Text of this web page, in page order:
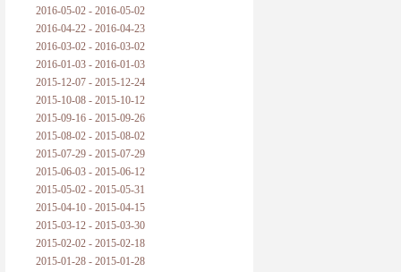
2016-05-02 - 2016-05-02
2016-04-22 - 2016-04-23
2016-03-02 - 2016-03-02
2016-01-03 - 2016-01-03
2015-12-07 - 2015-12-24
2015-10-08 - 2015-10-12
2015-09-16 - 2015-09-26
2015-08-02 - 2015-08-02
2015-07-29 - 2015-07-29
2015-06-03 - 2015-06-12
2015-05-02 - 2015-05-31
2015-04-10 - 2015-04-15
2015-03-12 - 2015-03-30
2015-02-02 - 2015-02-18
2015-01-28 - 2015-01-28